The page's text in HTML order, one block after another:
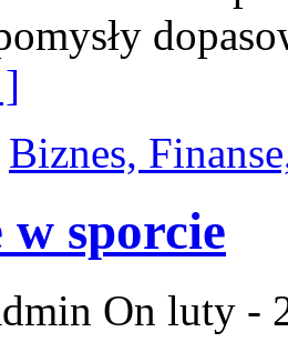
Biznes,
sporcie
On luty -